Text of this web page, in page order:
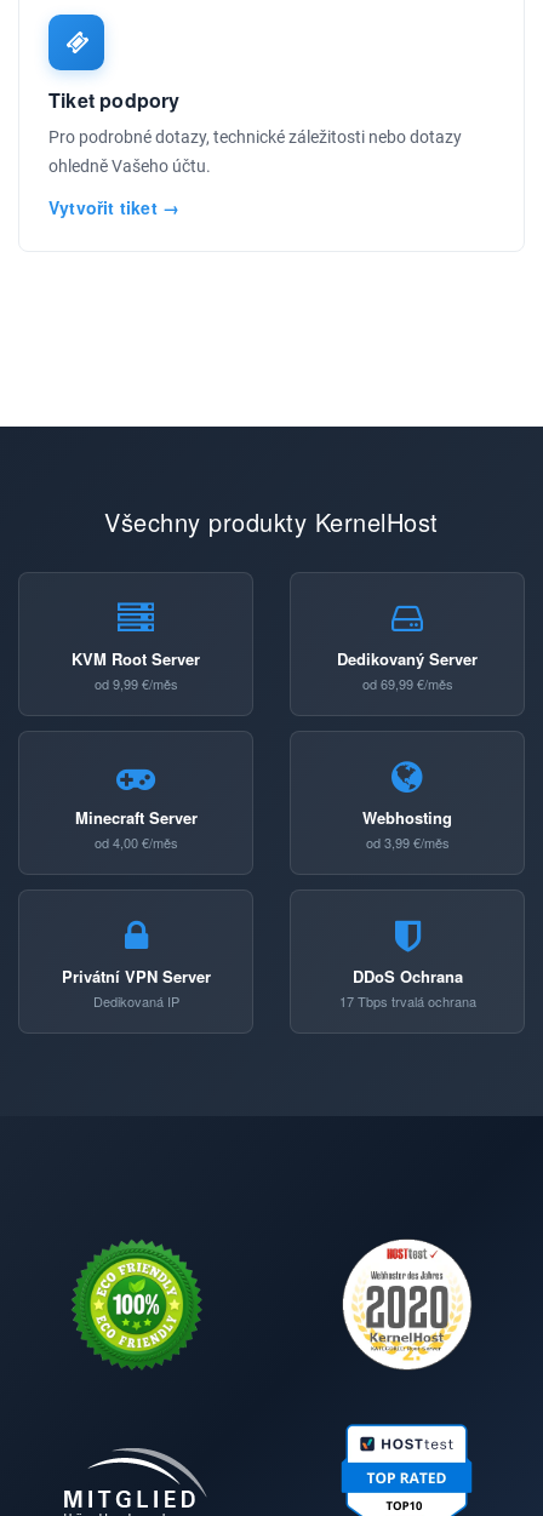
Tiket podpory
Pro podrobné dotazy, technické záležitosti nebo dotazy
ohledně Vašeho účtu.
Vytvořit tiket →
Všechny produkty KernelHost
KVM Root Server
od 9,99 €/měs
Dedikovaný Server
od 69,99 €/měs
Minecraft Server
od 4,00 €/měs
Webhosting
od 3,99 €/měs
Privátní VPN Server
Dedikovaná IP
DDoS Ochrana
17 Tbps trvalá ochrana